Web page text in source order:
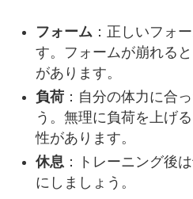
フォーム ：正しいフォ
す。フォームが崩れる
があります。
負荷：自分の体力に合
う。無理に負荷を上げ
性があります。
休息：トレーニング後
にしましょう。